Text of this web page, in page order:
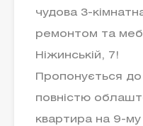
чудова 3-
ремонтом та
Ніжинській, 7!
Пропонується
повністю
квартира на 9-му